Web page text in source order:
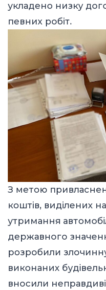
укладено низку
певних робіт.
З метою
коштів, виділених
утримання
державного
розробили
виконаних
вносили